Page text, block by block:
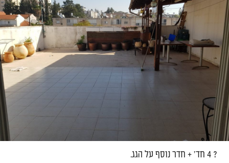
? 4 חד' + חדר נוסף על הגג.